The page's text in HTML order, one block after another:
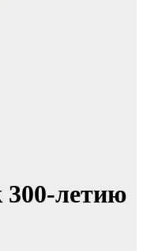
летию